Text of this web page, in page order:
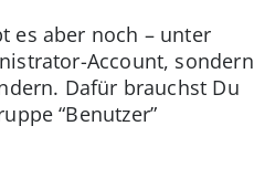
es aber noch – unter
Account, sondern
Dafür brauchst Du
“Benutzer”